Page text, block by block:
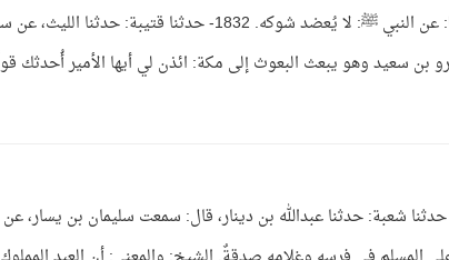
باب: لا يُعضد شجر الحرم وقال ابن عباسٍ رضي الله عنهما: عن النبي ﷺ: لا يُعضد شوكه. 1832- حدثنا قتيبة: حدثنا
بن سعيد وهو يبعث البعوث إلى مكة: ائذن لي أيها الأمير أُحدثك
في فرسه صدقةٌ 1463- حدثنا آدم: حدثنا شعبة: حدثنا عبدالله بن دينار، قال: سمعت سليمان بن يسار، عن